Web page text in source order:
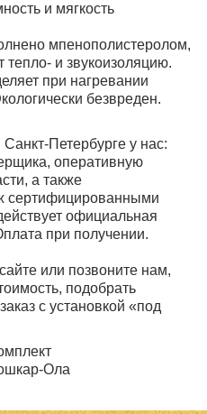
и мягкость
мпенополистеролом,
тепло- и звукоизоляцию.
при нагревании
безвреден.
Петербурге у нас:
оперативную
а также
сертифицированными
официальная
при получении.
или позвоните нам,
подобрать
с установкой «под
Ола